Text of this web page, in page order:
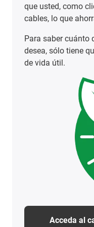
que usted, como
cables, lo que
Para saber cuánto
desea, sólo tiene
de vida útil.
Acceda al